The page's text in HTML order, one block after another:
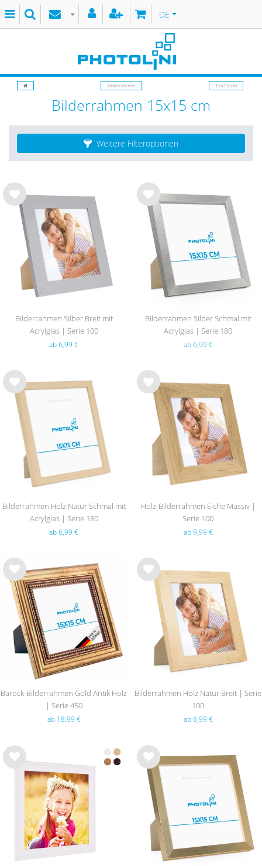
DE
Bilderrahmen 15x15 cm
Bilderrahmen 15x15 cm
Weitere Filteroptionen
Wu
Bilderrahmen Silber Breit mit
Acrylglas | Serie 100
ab 6,99 €
Wu
nsc
hlist
Bilderrahmen Silber Schmal mit
Acrylglas | Serie 180
ab 6,99 €
Wu
nsc
hlist
Bilderrahmen Holz Natur Schmal mit
Acrylglas | Serie 180
ab 6,99 €
Wu
Holz-Bilderrahmen Eiche Massiv |
Serie 100
ab 9,99 €
Wu
nsc
hlist
e
Barock-Bilderrahmen Gold Antik Holz
| Serie 450
ab 18,99 €
Wu
Bilderrahmen Holz Natur Breit | Serie
100
ab 6,99 €
Wu
Wu
nsc
hlist